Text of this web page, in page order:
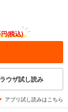
円(税込)
ウザ試し読み
アプリ試し読みはこちら